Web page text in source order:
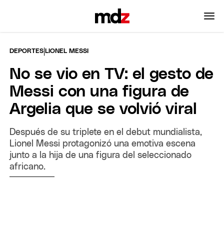
DEPORTES |LIONEL MESSI
No se vio en TV: el gesto de
Messi con una figura de
Argelia que se volvió viral
Después de su triplete en el debut mundialista,
Lionel Messi protagonizó una emotiva escena
junto a la hija de una figura del seleccionado
africano.